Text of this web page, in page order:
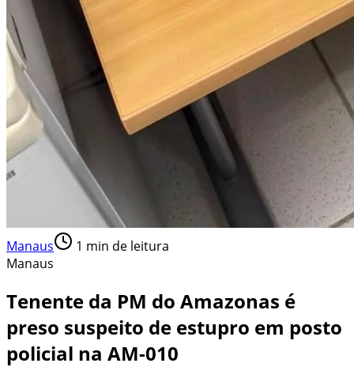
Manaus 1 min de leitura
Manaus
Tenente da PM do Amazonas é
preso suspeito de estupro em posto
policial na AM-010